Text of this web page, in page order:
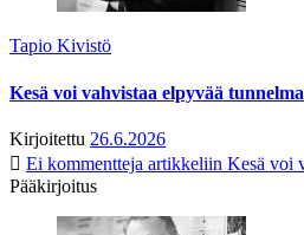
Tapio Kivistö
Kesä voi vahvistaa elpyvää
Kirjoitettu 26.6.2026
Ei kommentteja artikkeliin Kesä voi
Pääkirjoitus